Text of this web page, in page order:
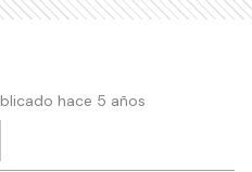
hace 5 años